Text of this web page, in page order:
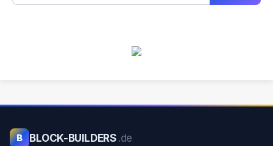
B BLOCK-BUILDERS .de